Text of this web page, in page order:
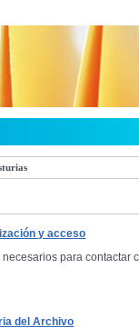
y acceso
necesarios para contactar
del Archivo